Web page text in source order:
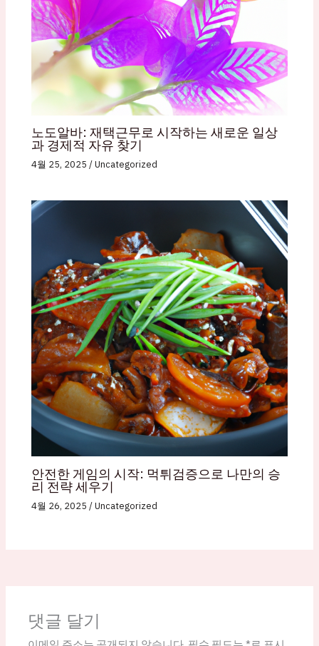
노도알바: 재택근무로 시작하는 새로운 일상
과 경제적 자유 찾기
4월 25, 2025/Uncategorized
안전한 게임의 시작: 먹튀검증으로 나만의 승
리 전략 세우기
4월 26, 2025/Uncategorized
댓글 달기